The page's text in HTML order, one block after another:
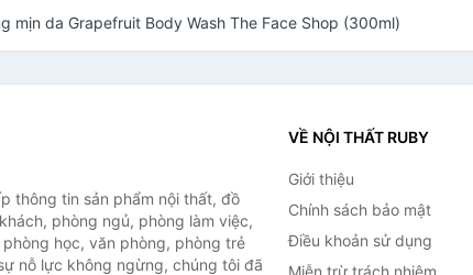
mịn da Grapefruit Body Wash The Face Shop (300ml)
thông tin sản phẩm nội thất, đồ
phòng ngủ, phòng làm việc,
học, văn phòng, phòng trẻ
nỗ lực không ngừng, chúng tôi đã
VỀ NỘI THẤT RUBY
Giới thiệu
Chính sách bảo mật
Điều khoản sử dụng
Miễn trừ trách nhiệm